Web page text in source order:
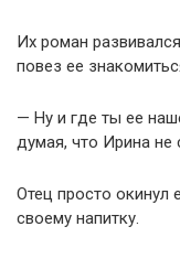
Их роман
повез ее
— Ну и где ты ее
думая, что Ирина не
Отец просто окинул
своему напитку.